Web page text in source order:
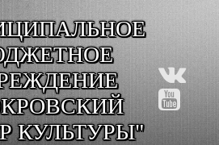
КУЛЬТУРЫ"